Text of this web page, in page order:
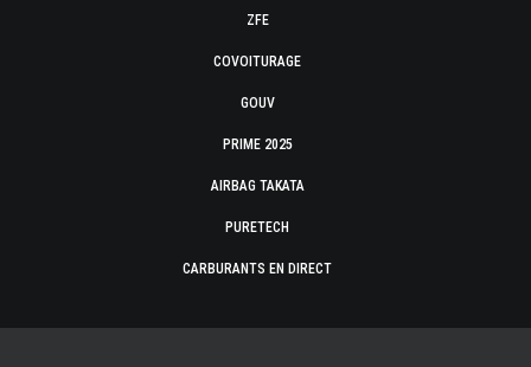
ZFE
COVOITURAGE
GOUV
PRIME 2025
AIRBAG TAKATA
PURETECH
CARBURANTS EN DIRECT